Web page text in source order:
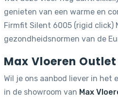
genieten van een warme en
Firmfit Silent 6005 (rigid click)
gezondheidsnormen van de
Max Vloeren Outlet
Wil je ons aanbod liever in het
in de showroom van Max